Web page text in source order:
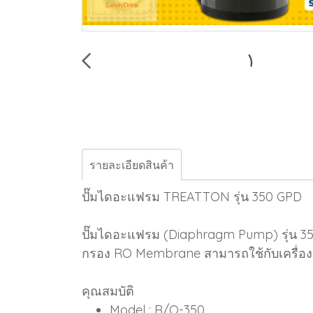
รายละเอียดสินค้า
ปั๊มไดอะแฟรม TREATTON รุ่น 350 GPD
ปั๊มไดอะแฟรม (Diaphragm Pump) รุ่น
กรอง RO Membrane สามารถใช้กับเครื่
คุณสมบัติ